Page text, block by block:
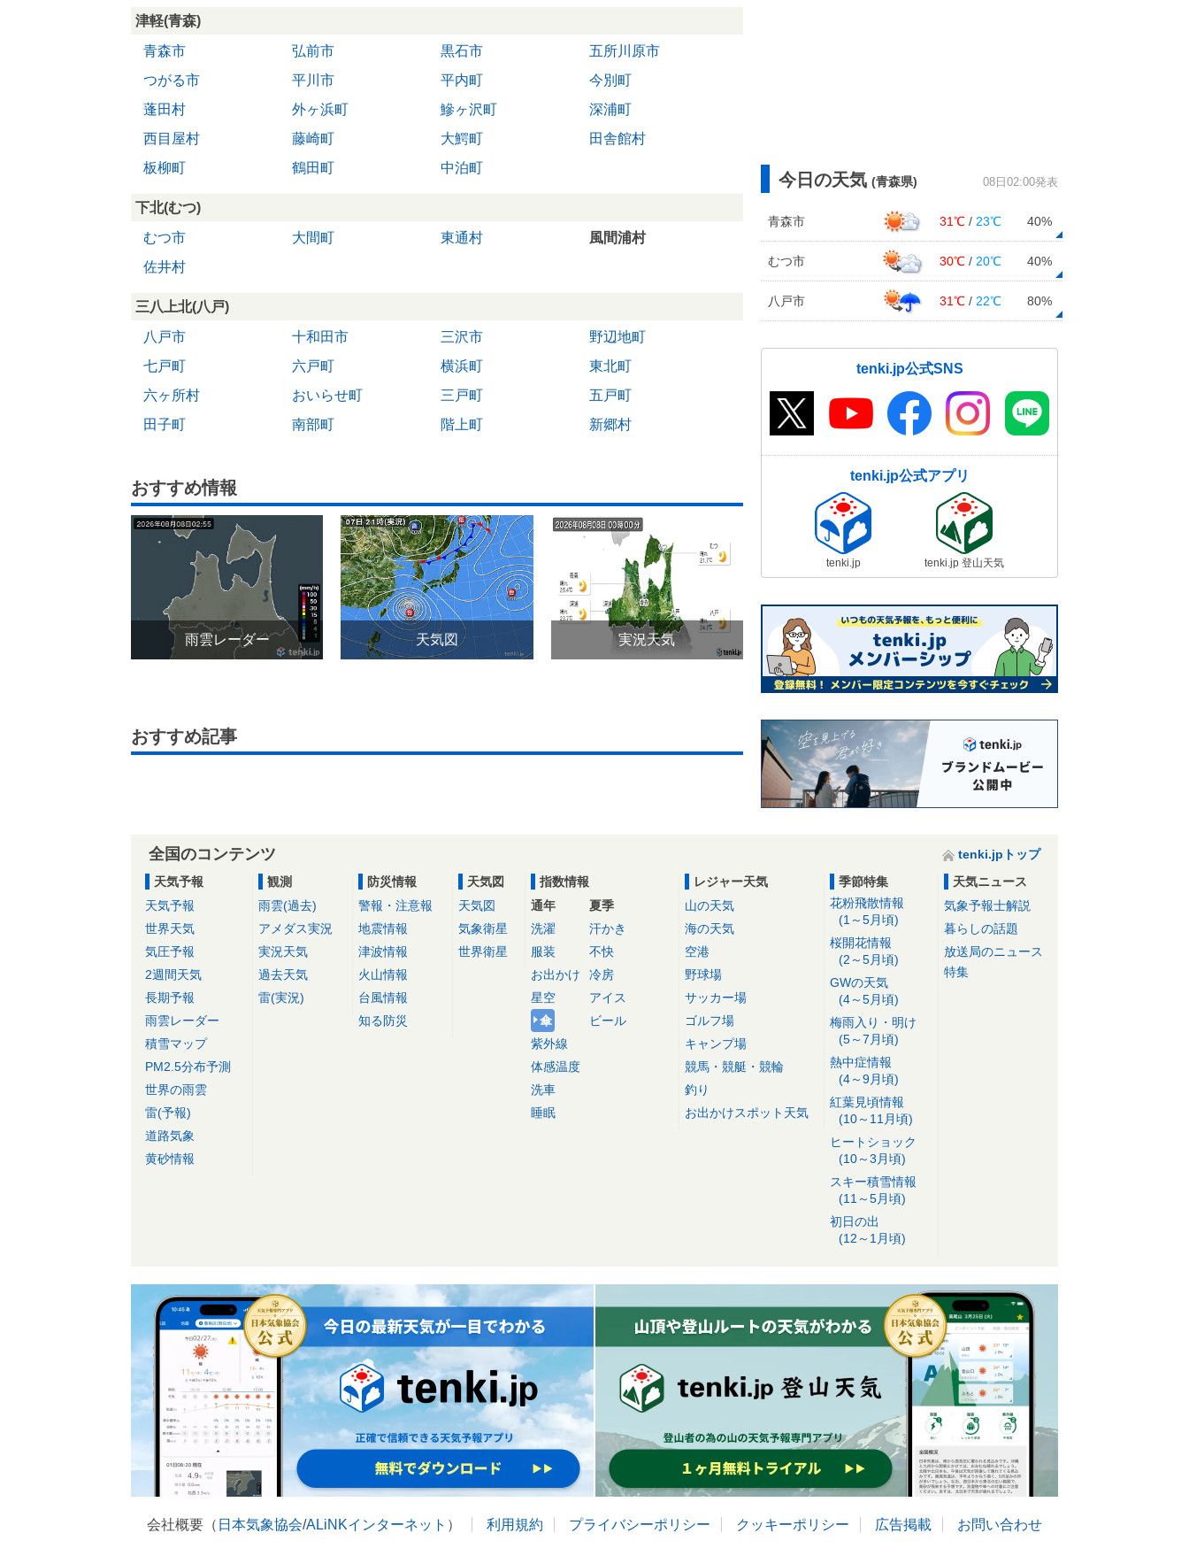
津軽(青森)
青森市
弘前市 黒石市
五所川原市
つがる市
平川市 平内町
今別町
蓬田村
外ヶ浜町 鰺ヶ沢町
深浦町
西目屋村
藤崎町 大鰐町
田舎館村
板柳町
鶴田町 中泊町
下北(むつ)
むつ市
大間町 東通村
風間浦村
佐井村
三八上北(八戸)
八戸市
十和田市 三沢市
野辺地町
七戸町
六戸町 横浜町
東北町
六ヶ所村
おいらせ町 三戸町
五戸町
田子町
南部町 階上町 新郷村
おすすめ情報
雨雲レーダー 天気図 実況天気
おすすめ記事
今日の天気 (青森県) 08日02:00発表
青森市 31℃ / 23℃ 40%
むつ市 30℃ / 20℃ 40%
八戸市 31℃ / 22℃ 80%
tenki.jp公式SNS
tenki.jp公式アプリ
tenki.jp tenki.jp 登山天気
全国のコンテンツ
tenki.jpトップ
天気予報
天気予報
世界天気
気圧予報
2週間天気
長期予報
雨雲レーダー
積雪マップ
PM2.5分布予測
世界の雨雲
雷(予報)
道路気象
黄砂情報
観測
雨雲(過去)
アメダス実況
実況天気
過去天気
雷(実況)
防災情報
警報・注意報
地震情報
津波情報
火山情報
台風情報
知る防災
天気図
天気図
気象衛星
世界衛星
指数情報
通年
洗濯
服装
お出かけ
星空
傘
紫外線
体感温度
洗車
睡眠
夏季
汗かき
不快
冷房
アイス
ビール
レジャー天気
山の天気
海の天気
空港
野球場
サッカー場
ゴルフ場
キャンプ場
競馬・競艇・競輪
釣り
お出かけスポット天気
季節特集
花粉飛散情報
(1～5月頃)
桜開花情報
(2～5月頃)
GWの天気
(4～5月頃)
梅雨入り・明け
(5～7月頃)
熱中症情報
(4～9月頃)
紅葉見頃情報
(10～11月頃)
ヒートショック
(10～3月頃)
スキー積雪情報
(11～5月頃)
初日の出
(12～1月頃)
天気ニュース
気象予報士解説
暮らしの話題
放送局のニュース
特集
会社概要（ 日本気象協会/ALiNKインターネット ） 利用規約 プライバシーポリシー クッキーポリシー 広告掲載 お問い合わせ